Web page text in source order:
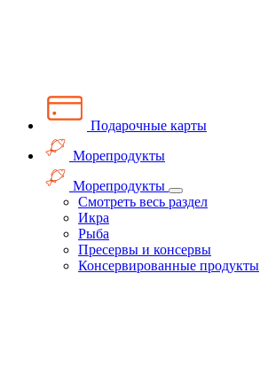
Подарочные карты
Морепродукты
Морепродукты
Смотреть весь раздел
Икра
Рыба
Пресервы и консервы
Консервированные продукты